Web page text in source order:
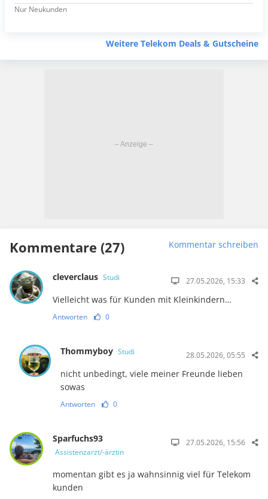
Nur Neukunden
Weitere Telekom Deals & Gutscheine
Kommentare (27) Kommentar schreiben
cleverclaus Studi 27.05.2026, 15:33
Vielleicht was für Kunden mit Kleinkindern…
Antworten 0
Thommyboy Studi 28.05.2026, 05:55
nicht unbedingt, viele meiner Freunde lieben
sowas
Antworten 0
Sparfuchs93
Assistenzarzt/-ärztin
27.05.2026, 15:56
momentan gibt es ja wahnsinnig viel für Telekom
kunden